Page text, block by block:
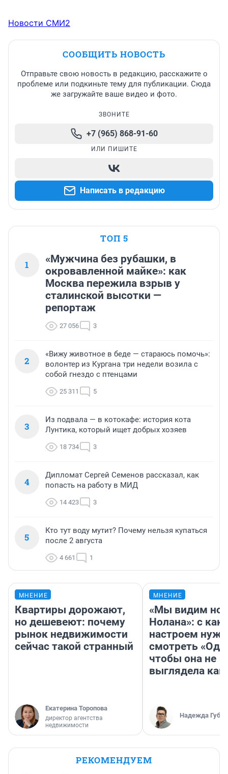
Новости СМИ2
СООБЩИТЬ НОВОСТЬ
Отправьте свою новость в редакцию, расскажите о
проблеме или подкиньте тему для публикации. Сюда
же загружайте ваше видео и фото.
ЗВОНИТЕ
+7 (965) 868-91-60
ИЛИ ПИШИТЕ
Написать в редакцию
ТОП 5
1
«Мужчина без рубашки, в
окровавленной майке»: как
Москва пережила взрыв у
сталинской высотки —
репортаж
27 056 3
2
«Вижу животное в беде — стараюсь помочь»:
волонтер из Кургана три недели возила с
собой гнездо с птенцами
25 311 5
3
Из подвала — в котокафе: история кота
Лунтика, который ищет добрых хозяев
18 734 3
4
Дипломат Сергей Семенов рассказал, как
попасть на работу в МИД
14 423 3
5
Кто тут воду мутит? Почему нельзя купаться
после 2 августа
4 661 1
МНЕНИЕ
Квартиры дорожают,
но дешевеют: почему
рынок недвижимости
сейчас такой странный
Екатерина Торопова
директор агентства
недвижимости
МНЕНИЕ
«Мы видим
Нолана»: с
настроем
смотреть
чтобы она не
выглядела как
Надежда
РЕКОМЕНДУЕМ